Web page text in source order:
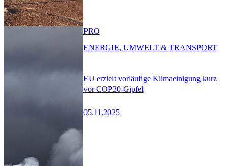
EU erzielt vorläufige Klimaeinigung kurz
vor COP30-Gipfel
05.11.2025
PRO
ENERGIE, UMWELT & TRANSPORT